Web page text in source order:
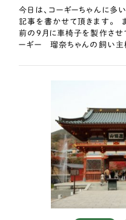
今日は、コーギーちゃんに多
記事を書かせて頂きます。
前の9月に車椅子を製作させ
ーギー 瑠奈ちゃんの飼い